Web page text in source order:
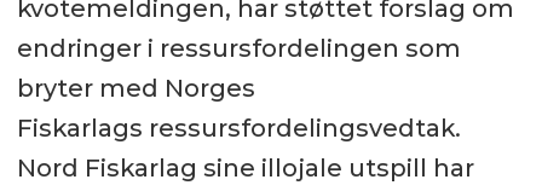
kvotemeldingen, har støttet forslag om
endringer i ressursfordelingen som
bryter med Norges
Fiskarlags ressursfordelingsvedtak.
Nord Fiskarlag sine illojale utspill har